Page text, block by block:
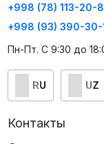
+998 (78) 113-20-
+998 (93) 390-30-
Пн-Пт. С 9:30 до
RU UZ
Контакты